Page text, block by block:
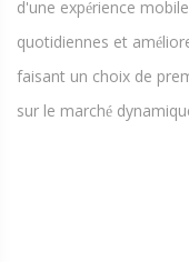
d'une expérience
quotidiennes et amé
faisant un choix de
sur le marché